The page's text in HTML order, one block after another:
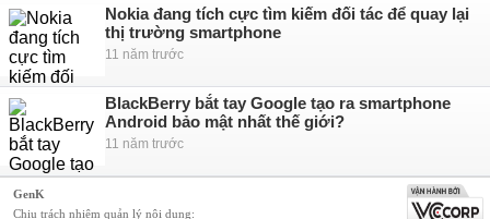
Nokia đang tích cực tìm kiếm đối tác để quay lại
thị trường smartphone
11 năm trước
BlackBerry bắt tay Google tạo ra smartphone
Android bảo mật nhất thế giới?
11 năm trước
GenK
Chịu trách nhiệm quản lý nội dung: